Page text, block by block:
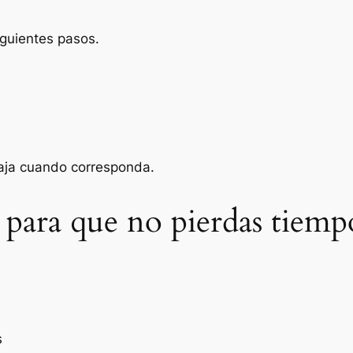
pasos.
cuando corresponda.
que no pierdas